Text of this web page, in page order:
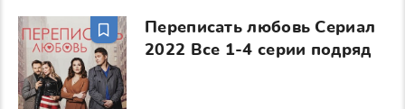
Переписать любовь Сериал
2022 Все 1-4 серии подряд